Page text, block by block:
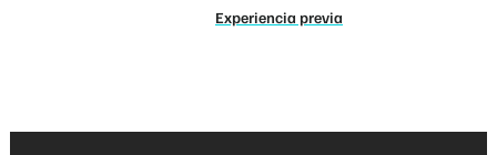
Experiencia previa